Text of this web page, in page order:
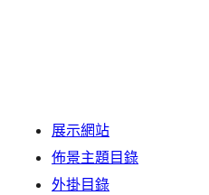
展示網站
佈景主題目錄
外掛目錄